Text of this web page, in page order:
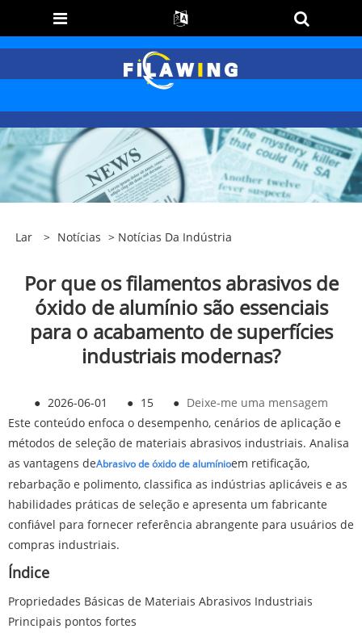
Lar > Notícias > Notícias Da Indústria
Por que os filamentos abrasivos de
óxido de alumínio são essenciais
para o acabamento de superfícies
industriais modernas?
● 2026-06-01 ● 15 ● Deixe-me uma mensagem
Este conteúdo enfoca o desempenho, cenários de aplicação e
métodos de seleção de materiais abrasivos industriais. Analisa
as vantagens deAbrasivo de óxido de alumínioem retificação,
rebarbação e polimento, classifica as indústrias aplicáveis ​​e as
habilidades práticas de seleção e apresenta um fabricante
confiável para fornecer referência abrangente para usuários de
compras industriais.
Índice
Propriedades Básicas de Materiais Abrasivos Industriais
Principais pontos fortes